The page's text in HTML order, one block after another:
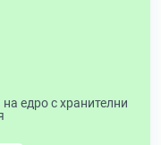
едро с хранителни